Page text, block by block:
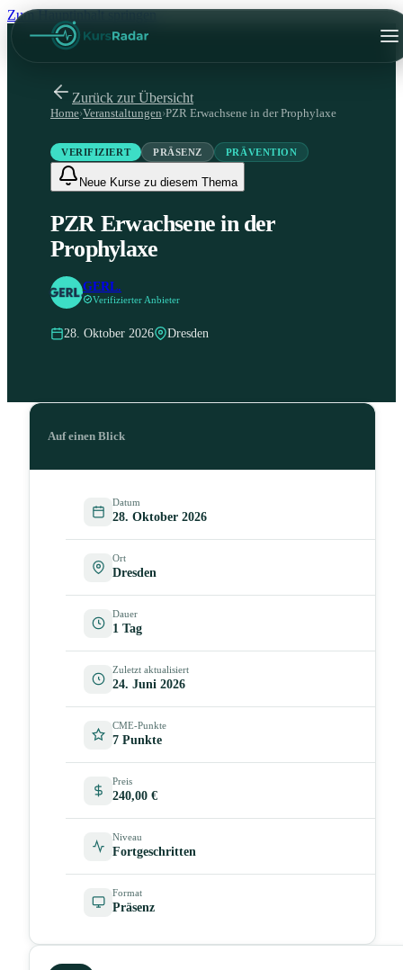
Zum Hauptinhalt springen
Zurück zur Übersicht
Home›Veranstaltungen›PZR Erwachsene in der Prophylaxe
VERIFIZIERT PRÄSENZ PRÄVENTION
Neue Kurse zu diesem Thema
PZR Erwachsene in der
Prophylaxe
GERL.
Verifizierter Anbieter
28. Oktober 2026 Dresden
Auf einen Blick
Datum
28. Oktober 2026
Ort
Dresden
Dauer
1 Tag
Zuletzt aktualisiert
24. Juni 2026
CME-Punkte
7 Punkte
Preis
240,00 €
Niveau
Fortgeschritten
Format
Präsenz